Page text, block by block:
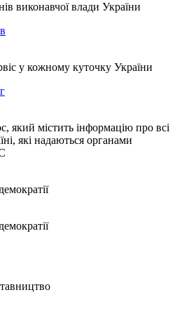
виконавчої влади України
у кожному куточку України
який містить інформацію про всі
які надаються органами